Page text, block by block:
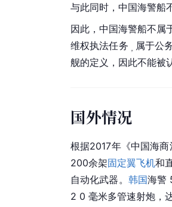
与此同时，中国海警船
因此，中国海警船不属
维权执法任务 ， 属于公
舰的定义，因此不能被
国外情况
根据2017年《中国海
200余架固定翼飞机和
自动化武器。 韩国海警
2 0 毫米多管速射炮，